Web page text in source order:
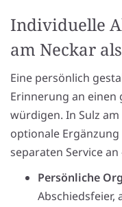
Individuelle
am Neckar
Eine persönlich
Erinnerung an einen
würdigen. In Sulz
optionale
separaten Service
Persönliche
Abschiedsfeier,